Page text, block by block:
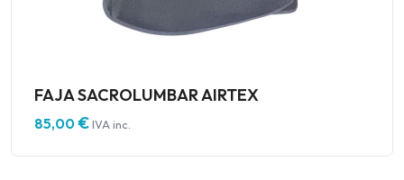
FAJA SACROLUMBAR AIRTEX
85,00€IVA inc.